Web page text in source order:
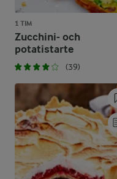
1 TIM
Zucchini- och
potatistarte
(39)